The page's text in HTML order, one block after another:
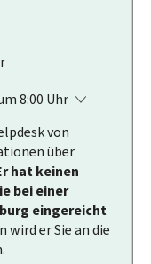
8:00 Uhr
von
über
hat keinen
bei einer
eingereicht
wird er Sie an die